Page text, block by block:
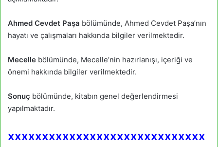
Ahmed Cevdet Paşa bölümünde, Ahmed Cevdet Paşa’nın
hayatı ve çalışmaları hakkında bilgiler verilmektedir.
Mecelle bölümünde, Mecelle’nin hazırlanışı, içeriği ve
önemi hakkında bilgiler verilmektedir.
Sonuç bölümünde, kitabın genel değerlendirmesi
yapılmaktadır.
xxxxxxxxxxxxxxxxxxxxxxxxxxxxx